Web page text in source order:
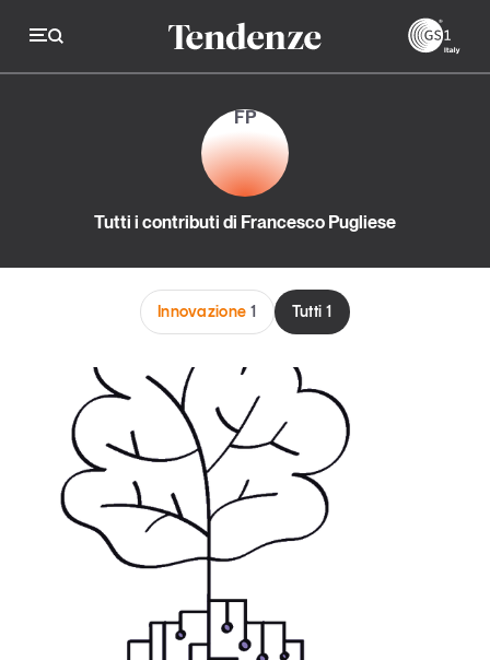
Tendenze
Economia e consumi
Retail e brand
Sostenibilità
Grandi temi
Magazine
Articoli
Studi e ricerche
Tutti gli studi e le ricerche
FP
Tutti i contributi di Francesco Pugliese
Innovazione 1 Tutti 1